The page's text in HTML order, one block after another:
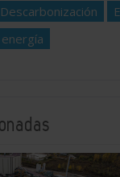
Descarbonización